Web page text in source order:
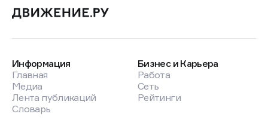
Информация
Главная
Медиа
Лента публикаций
Словарь
Бизнес и Карьера
Работа
Сеть
Рейтинги